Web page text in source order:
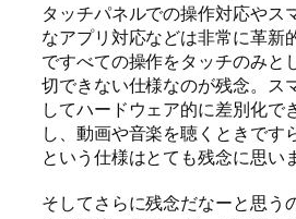
タッチパネルでの操作対応やス
なアプリ対応などは非常に革新
ですべての操作をタッチのみと
切できない仕様なのが残念。ス
してハードウェア的に差別化で
し、動画や音楽を聴くときです
という仕様はとても残念に思い
そしてさらに残念だなーと思う